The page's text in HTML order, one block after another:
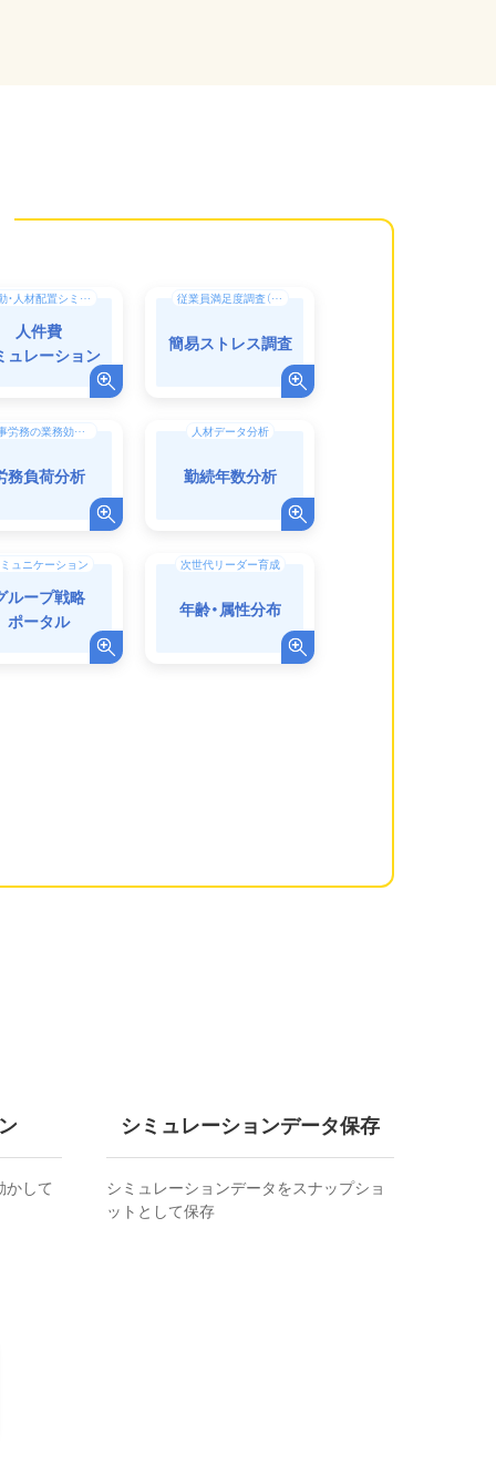
異動・人材配置シミュレーション
人件費
ュレーション
従業員満足度調査（ES調査）・エンゲージメント向上
簡易ストレス調査
人事労務の業務効率化（DX）
務負荷分析
人材データ分析
勤続年数分析
ュニケーション
ループ戦略
ポータル
次世代リーダー育成
年齢・属性分布
かして
シミュレーションデータ保存
シミュレーションデータをスナップショ
ットとして保存